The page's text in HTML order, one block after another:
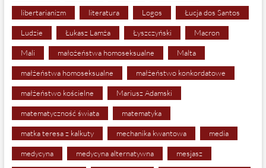
libertarianizm literatura Logos Łucja dos Santos
Ludzie Łukasz Lamża Łyszczyński Macron
Mali małożeństwa homoseksualne Malta
małżeństwa homoseksualne małżeństwo konkordatowe
małżeństwo kościelne Mariusz Adamski
matematyczność świata matematyka
matka teresa z kalkuty mechanika kwantowa media
medycyna medycyna alternatywna mesjasz